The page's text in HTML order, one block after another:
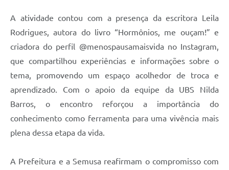
A atividade contou com a presença da escritora Leila
Rodrigues, autora do livro “Hormônios, me ouçam!” e
criadora do perfil @menospausamaisvida no Instagram,
que compartilhou experiências e informações sobre o
tema, promovendo um espaço acolhedor de troca e
aprendizado. Com o apoio da equipe da UBS Nilda
Barros, o encontro reforçou a importância do
conhecimento como ferramenta para uma vivência mais
plena dessa etapa da vida.
A Prefeitura e a Semusa reafirmam o compromisso com